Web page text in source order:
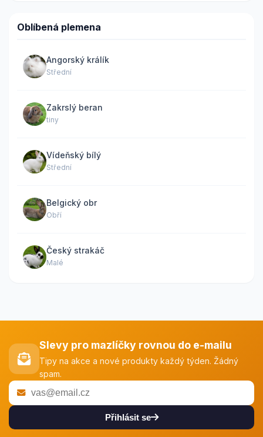
Oblíbená plemena
Angorský králík
Střední
Zakrslý beran
tiny
Vídeňský bílý
Střední
Belgický obr
Obří
Český strakáč
Malé
Slevy pro mazlíčky rovnou do e-mailu
Tipy na akce a nové produkty každý týden. Žádný
spam.
Přihlásit se